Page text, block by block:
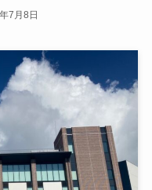
7月8日